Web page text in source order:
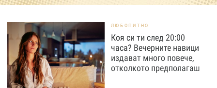
ЛЮБОПИТНО
Коя си ти след 20:00
часа? Вечерните навици
издават много повече,
отколкото предполагаш